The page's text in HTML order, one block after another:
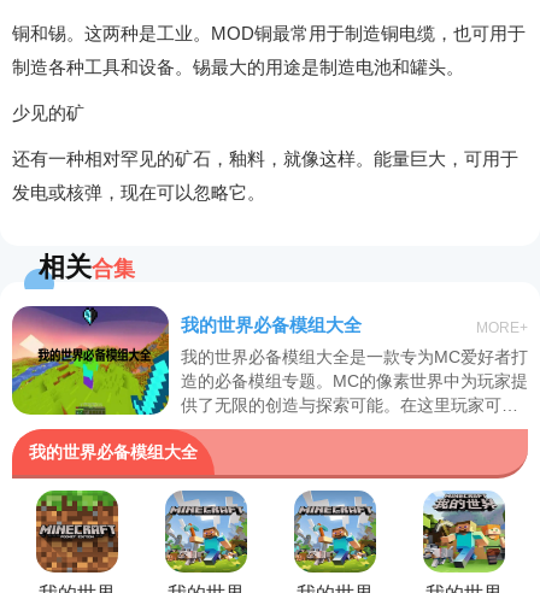
铜和锡。这两种是工业。MOD铜最常用于制造铜电缆，也可用于
制造各种工具和设备。锡最大的用途是制造电池和罐头。
少见的矿
还有一种相对罕见的矿石，釉料，就像这样。能量巨大，可用于
发电或核弹，现在可以忽略它。
相关合集
我的世界必备模组大全 MORE+
我的世界必备模组大全是一款专为MC爱好者打
造的必备模组专题。MC的像素世界中为玩家提
供了无限的创造与探索可能。在这里玩家可以
找到各种有用的模组、补丁以及存档等。无论
是材质包还是成品地图存档总有一款是玩家们
需要的。喜爱的玩家千万不要犹豫。
我的世界必备模组大全